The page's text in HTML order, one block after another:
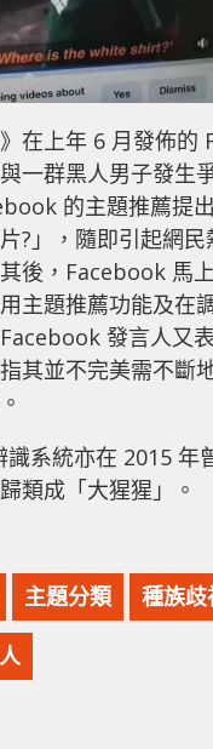
在上年 6 月發佈的
一群黑人男子發生
的主題推薦提
?」，隨即引起網民
後，Facebook 馬
主題推薦功能及在
發言人又
其並不完美需不斷
系統亦在 2015 年
類成「大猩猩」。
主題分類 種族歧